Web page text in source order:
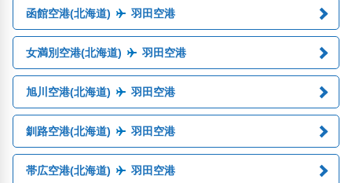
函館空港(北海道) 羽田空港
女満別空港(北海道) 羽田空港
旭川空港(北海道) 羽田空港
釧路空港(北海道) 羽田空港
帯広空港(北海道) 羽田空港